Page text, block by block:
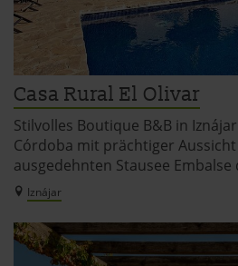
Casa Rural El Olivar
Stilvolles Boutique B&B in
Córdoba mit prächtiger
ausgedehnten Stausee Embalse
Iznájar